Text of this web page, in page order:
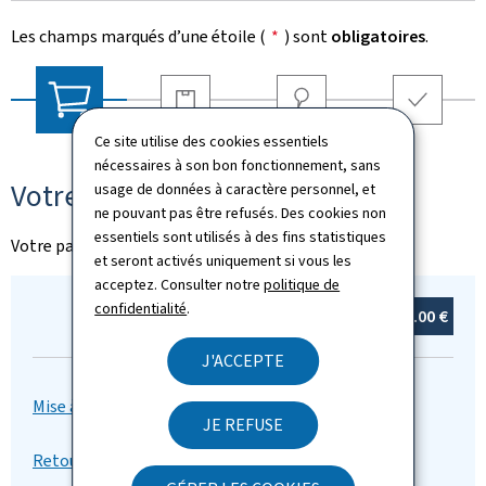
Ce site utilise des cookies essentiels
nécessaires à son bon fonctionnement, sans
usage de données à caractère personnel, et
ne pouvant pas être refusés. Des cookies non
essentiels sont utilisés à des fins statistiques
et seront activés uniquement si vous les
acceptez. Consulter notrepolitique de
confidentialité.
J'ACCEPTE
JE REFUSE
Les champs marqués d’une étoile ( * ) sontobligatoires.
Votre panier Livraison Adresse
Votre panier
Votre panier est vide
0.00 €